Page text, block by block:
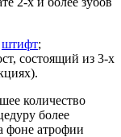
штифт;
состоящий из 3-х
количество
более
фоне атрофии